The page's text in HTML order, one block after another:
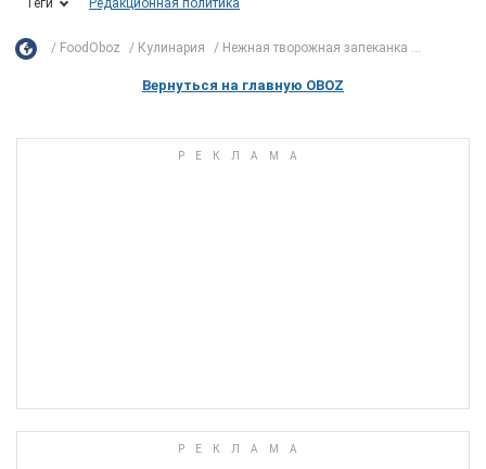
FoodOboz Кулинария Нежная творожная запеканка ...
Вернуться на главную OBOZ